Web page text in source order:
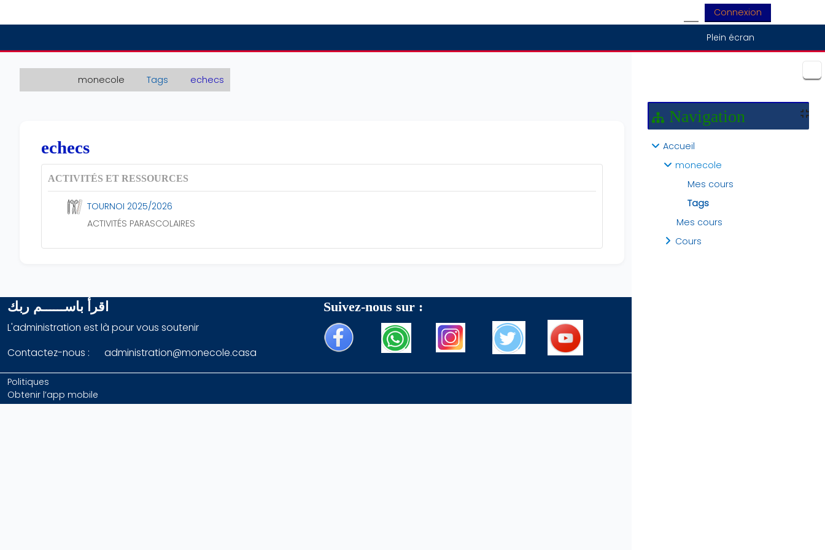
Blocs
Navigation
Accueil
monecole
Mes cours
Tags
Mes cours
Cours
Activer/désactiver la saisie
Connexion
Plein écran
monecole Tags echecs
echecs
ACTIVITÉS ET RESSOURCES
TOURNOI 2025/2026
ACTIVITÉS PARASCOLAIRES
اقرأ باســــــم ربك
L'administration est là pour vous soutenir
Contactez-nous : administration@monecole.casa
Suivez-nous sur :
Politiques
Obtenir l’app mobile